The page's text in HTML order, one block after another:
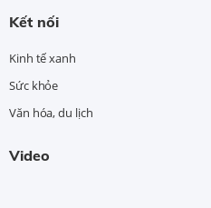
Kết nối
Kinh tế xanh
Sức khỏe
Văn hóa, du lịch
Video